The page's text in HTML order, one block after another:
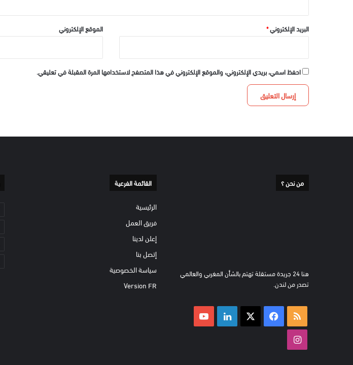
البريد الإلكتروني* الموقع الإلكتروني
احفظ اسمي، بريدي الإلكتروني، والموقع الإلكتروني في هذا المتصفح لاستخدامها المرة المقبلة في تعليقي.
من نحن ؟
هنا 24 جريدة مستقلة تهتم بالشأن المغربي والعالمي
تصدر من لندن.
ملخص فيسبوك لينكدإن
القائمة الفرعية
الرئيسية
فريق العمل
إعلن لدينا
إتصل بنا
سياسة الخصوصية
Version FR